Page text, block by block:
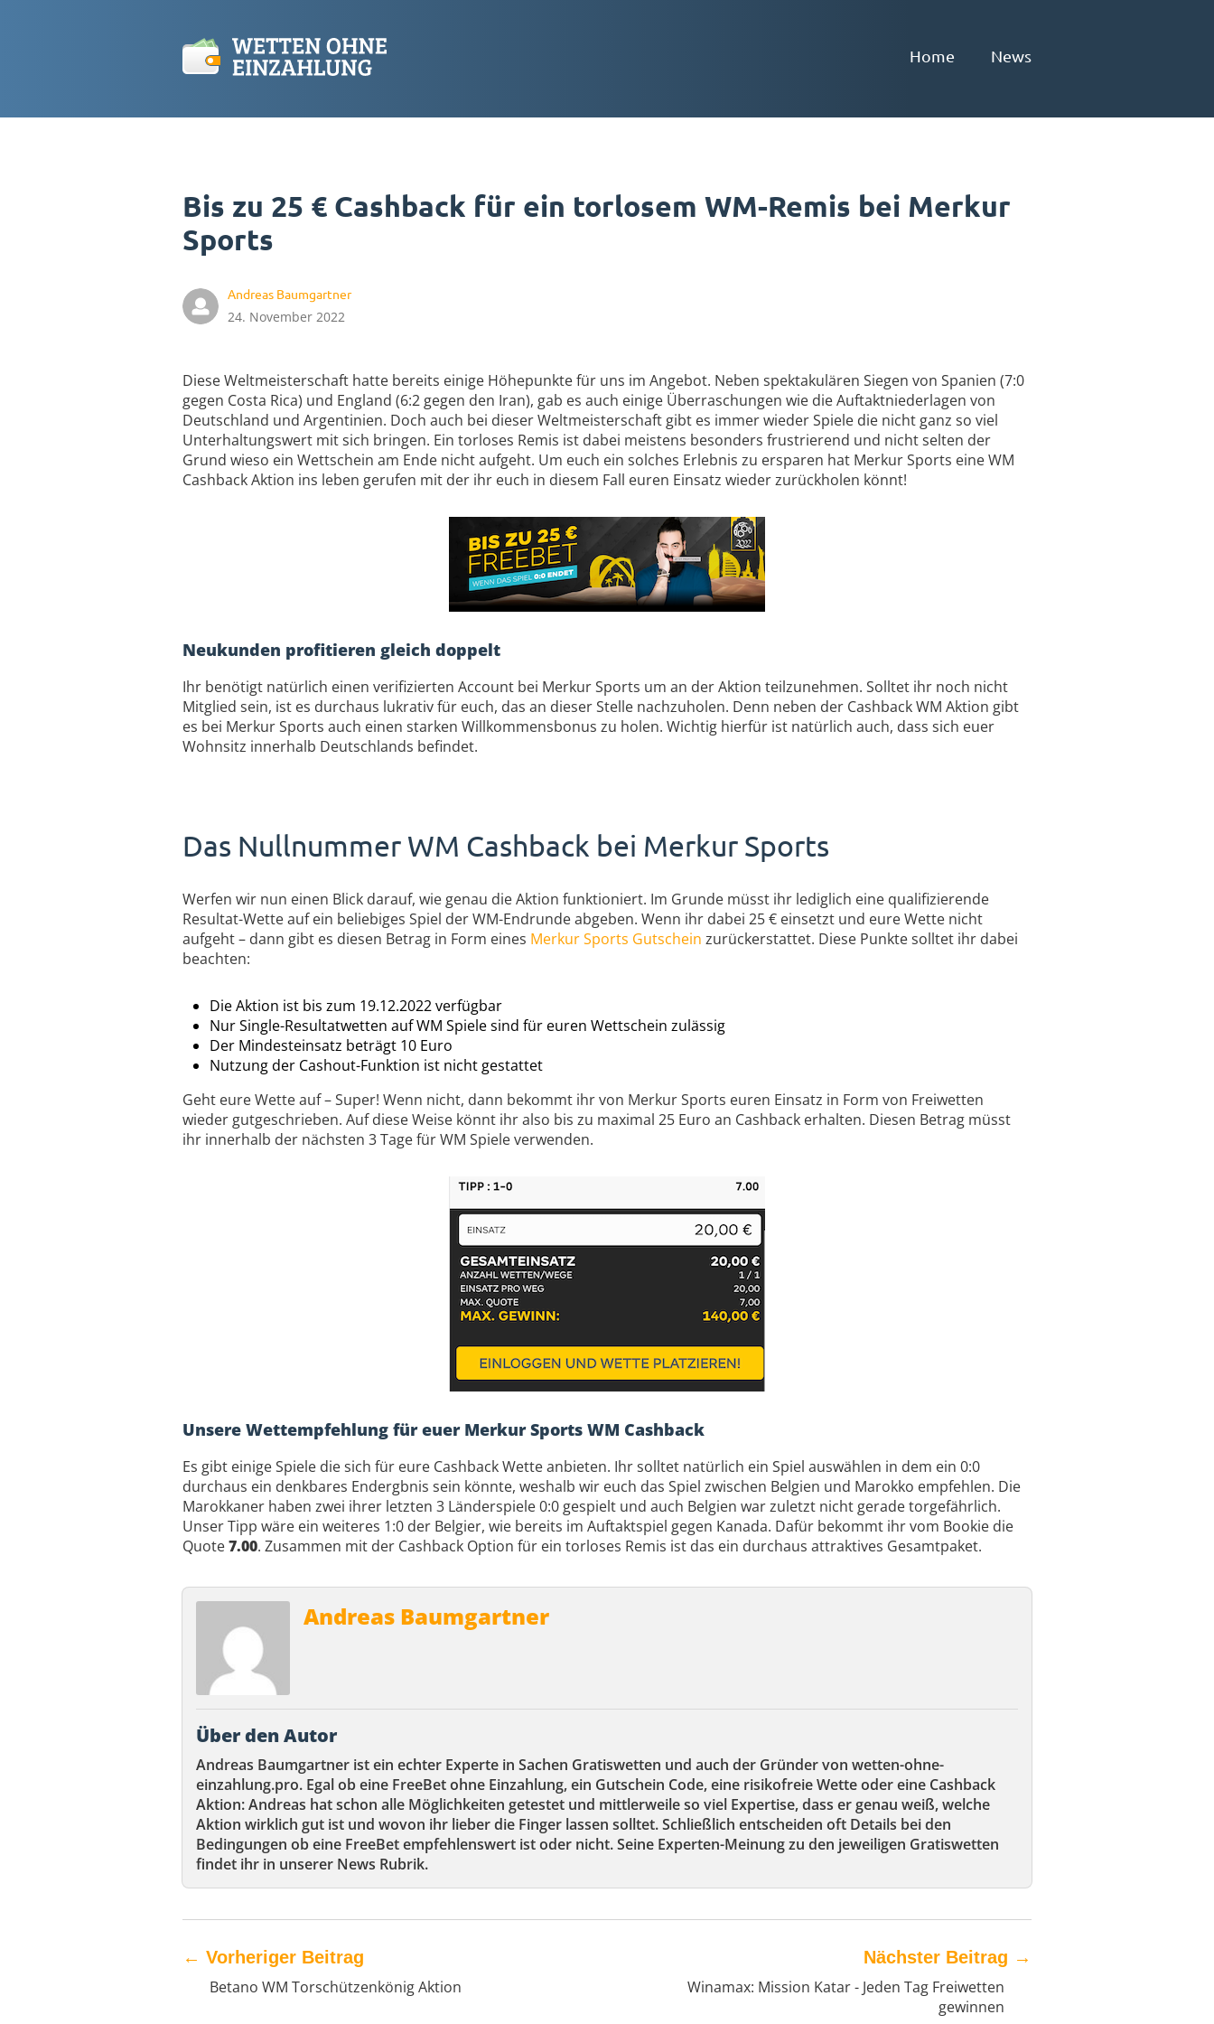
Home News
Bis zu 25 € Cashback für ein torlosem WM-Remis bei Merkur
Sports
Andreas Baumgartner
24. November 2022
Diese Weltmeisterschaft hatte bereits einige Höhepunkte für uns im Angebot. Neben spektakulären Siegen von Spanien (7:0
gegen Costa Rica) und England (6:2 gegen den Iran), gab es auch einige Überraschungen wie die Auftaktniederlagen von
Deutschland und Argentinien. Doch auch bei dieser Weltmeisterschaft gibt es immer wieder Spiele die nicht ganz so viel
Unterhaltungswert mit sich bringen. Ein torloses Remis ist dabei meistens besonders frustrierend und nicht selten der
Grund wieso ein Wettschein am Ende nicht aufgeht. Um euch ein solches Erlebnis zu ersparen hat Merkur Sports eine WM
Cashback Aktion ins leben gerufen mit der ihr euch in diesem Fall euren Einsatz wieder zurückholen könnt!
Neukunden profitieren gleich doppelt
Ihr benötigt natürlich einen verifizierten Account bei Merkur Sports um an der Aktion teilzunehmen. Solltet ihr noch nicht
Mitglied sein, ist es durchaus lukrativ für euch, das an dieser Stelle nachzuholen. Denn neben der Cashback WM Aktion gibt
es bei Merkur Sports auch einen starken Willkommensbonus zu holen. Wichtig hierfür ist natürlich auch, dass sich euer
Wohnsitz innerhalb Deutschlands befindet.
Das Nullnummer WM Cashback bei Merkur Sports
Werfen wir nun einen Blick darauf, wie genau die Aktion funktioniert. Im Grunde müsst ihr lediglich eine qualifizierende
Resultat-Wette auf ein beliebiges Spiel der WM-Endrunde abgeben. Wenn ihr dabei 25 € einsetzt und eure Wette nicht
aufgeht – dann gibt es diesen Betrag in Form eines Merkur Sports Gutschein zurückerstattet. Diese Punkte solltet ihr dabei
beachten:
Die Aktion ist bis zum 19.12.2022 verfügbar
Nur Single-Resultatwetten auf WM Spiele sind für euren Wettschein zulässig
Der Mindesteinsatz beträgt 10 Euro
Nutzung der Cashout-Funktion ist nicht gestattet
Geht eure Wette auf – Super! Wenn nicht, dann bekommt ihr von Merkur Sports euren Einsatz in Form von Freiwetten
wieder gutgeschrieben. Auf diese Weise könnt ihr also bis zu maximal 25 Euro an Cashback erhalten. Diesen Betrag müsst
ihr innerhalb der nächsten 3 Tage für WM Spiele verwenden.
Unsere Wettempfehlung für euer Merkur Sports WM Cashback
Es gibt einige Spiele die sich für eure Cashback Wette anbieten. Ihr solltet natürlich ein Spiel auswählen in dem ein 0:0
durchaus ein denkbares Endergbnis sein könnte, weshalb wir euch das Spiel zwischen Belgien und Marokko empfehlen. Die
Marokkaner haben zwei ihrer letzten 3 Länderspiele 0:0 gespielt und auch Belgien war zuletzt nicht gerade torgefährlich.
Unser Tipp wäre ein weiteres 1:0 der Belgier, wie bereits im Auftaktspiel gegen Kanada. Dafür bekommt ihr vom Bookie die
Quote7.00. Zusammen mit der Cashback Option für ein torloses Remis ist das ein durchaus attraktives Gesamtpaket.
Andreas Baumgartner
Über den Autor
Andreas Baumgartner ist ein echter Experte in Sachen Gratiswetten und auch der Gründer von wetten-ohne-
einzahlung.pro. Egal ob eine FreeBet ohne Einzahlung, ein Gutschein Code, eine risikofreie Wette oder eine Cashback
Aktion: Andreas hat schon alle Möglichkeiten getestet und mittlerweile so viel Expertise, dass er genau weiß, welche
Aktion wirklich gut ist und wovon ihr lieber die Finger lassen solltet. Schließlich entscheiden oft Details bei den
Bedingungen ob eine FreeBet empfehlenswert ist oder nicht. Seine Experten-Meinung zu den jeweiligen Gratiswetten
findet ihr in unserer News Rubrik.
Nächster Beitrag →
Winamax: Mission Katar - Jeden Tag Freiwetten
gewinnen
← Vorheriger Beitrag
Betano WM Torschützenkönig Aktion